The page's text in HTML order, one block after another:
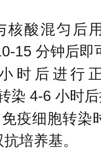
核酸混匀后
15 分钟后即
时后进行
染 4-6 小时
疫细胞转染
培养基。